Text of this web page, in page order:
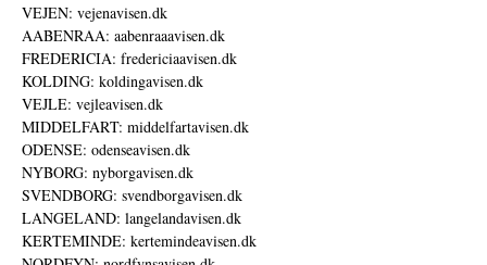
VEJEN: vejenavisen.dk
AABENRAA: aabenraaavisen.dk
FREDERICIA: fredericiaavisen.dk
KOLDING: koldingavisen.dk
VEJLE: vejleavisen.dk
MIDDELFART: middelfartavisen.dk
ODENSE: odenseavisen.dk
NYBORG: nyborgavisen.dk
SVENDBORG: svendborgavisen.dk
LANGELAND: langelandavisen.dk
KERTEMINDE: kertemindeavisen.dk